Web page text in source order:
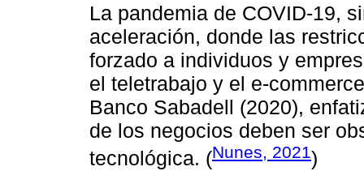
La pandemia de COVID-19,
aceleración, donde las
forzado a individuos y
el teletrabajo y el e-
Banco Sabadell (2020),
de los negocios deben ser
tecnológica. (Nunes, 2021)